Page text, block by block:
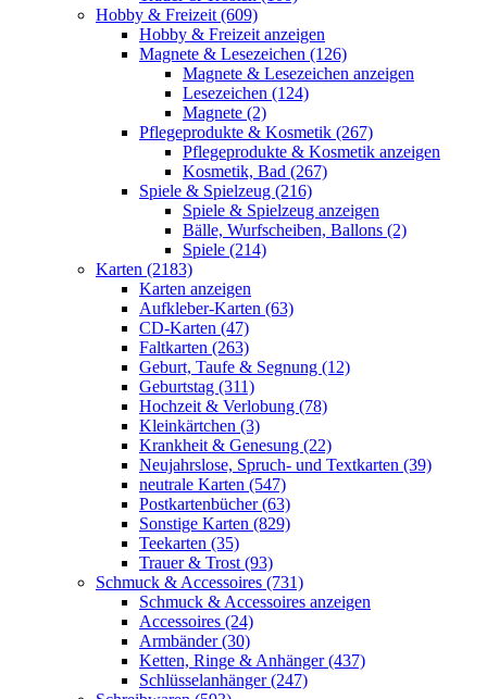
Hobby & Freizeit (609)
Hobby & Freizeit anzeigen
Magnete & Lesezeichen (126)
Magnete & Lesezeichen anzeigen
Lesezeichen (124)
Magnete (2)
Pflegeprodukte & Kosmetik (267)
Pflegeprodukte & Kosmetik anzeigen
Kosmetik, Bad (267)
Spiele & Spielzeug (216)
Spiele & Spielzeug anzeigen
Bälle, Wurfscheiben, Ballons (2)
Spiele (214)
Karten (2183)
Karten anzeigen
Aufkleber-Karten (63)
CD-Karten (47)
Faltkarten (263)
Geburt, Taufe & Segnung (12)
Geburtstag (311)
Hochzeit & Verlobung (78)
Kleinkärtchen (3)
Krankheit & Genesung (22)
Neujahrslose, Spruch- und Textkarten (39)
neutrale Karten (547)
Postkartenbücher (63)
Sonstige Karten (829)
Teekarten (35)
Trauer & Trost (93)
Schmuck & Accessoires (731)
Schmuck & Accessoires anzeigen
Accessoires (24)
Armbänder (30)
Ketten, Ringe & Anhänger (437)
Schlüsselanhänger (247)